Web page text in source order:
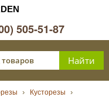
505-51-87
Кусторезы